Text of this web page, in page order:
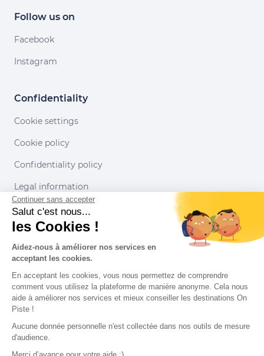
Follow us on
Facebook
Instagram
Confidentiality
Cookie settings
Cookie policy
Confidentiality policy
Legal information
Conditions of use
Our partners
Continuer sans accepter
Salut c'est nous...
les Cookies !
Aidez-nous à améliorer nos services en
acceptant les cookies.
En acceptant les cookies, vous nous permettez de comprendre
comment vous utilisez la plateforme de manière anonyme. Cela nous
aide à améliorer nos services et mieux conseiller les destinations On
Piste !
Aucune donnée personnelle n'est collectée dans nos outils de mesure
d'audience.
Merci d’avance pour votre aide :)